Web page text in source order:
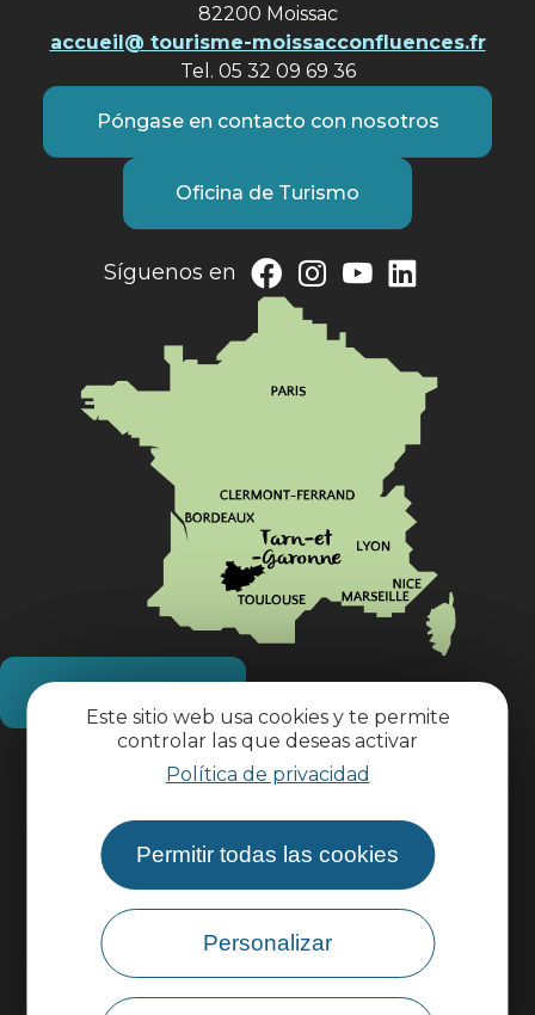
Este sitio web usa cookies y te permite
controlar las que deseas activar
Política de privacidad
Permitir todas las cookies
Personalizar
82200 Moissac
accueil@ tourisme-moissacconfluences.fr
Tel. 05 32 09 69 36
Póngase en contacto con nosotros
Oficina de Turismo
Síguenos en
Información práctica
Área profesional
Área de grupo